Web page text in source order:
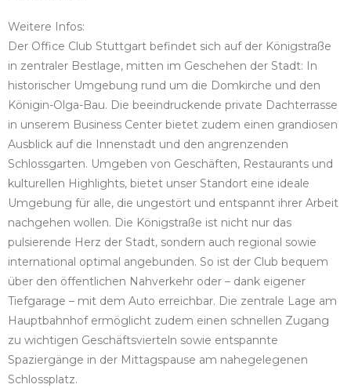
Weitere Infos:
Der Office Club Stuttgart befindet sich auf der Königstraße
in zentraler Bestlage, mitten im Geschehen der Stadt: In
historischer Umgebung rund um die Domkirche und den
Königin-Olga-Bau. Die beeindruckende private Dachterrasse
in unserem Business Center bietet zudem einen grandiosen
Ausblick auf die Innenstadt und den angrenzenden
Schlossgarten. Umgeben von Geschäften, Restaurants und
kulturellen Highlights, bietet unser Standort eine ideale
Umgebung für alle, die ungestört und entspannt ihrer Arbeit
nachgehen wollen. Die Königstraße ist nicht nur das
pulsierende Herz der Stadt, sondern auch regional sowie
international optimal angebunden. So ist der Club bequem
über den öffentlichen Nahverkehr oder – dank eigener
Tiefgarage – mit dem Auto erreichbar. Die zentrale Lage am
Hauptbahnhof ermöglicht zudem einen schnellen Zugang
zu wichtigen Geschäftsvierteln sowie entspannte
Spaziergänge in der Mittagspause am nahegelegenen
Schlossplatz.